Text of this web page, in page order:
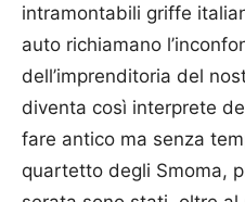
intramontabili griffe
auto richiamano
dell’imprenditoria del
diventa così interprete
fare antico ma senza
quartetto degli Smoma,